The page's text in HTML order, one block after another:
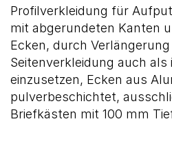
Profilverkleidung für
mit abgerundeten Kanten
Ecken, durch
Seitenverkleidung auch
einzusetzen, Ecken aus
pulverbeschichtet,
Briefkästen mit 100 mm